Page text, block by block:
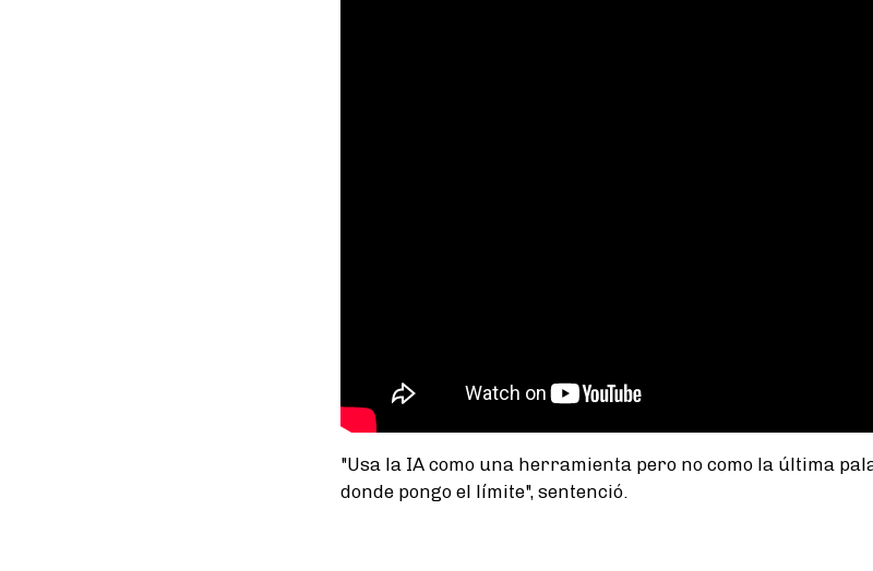
"Usa la IA como una herramienta pero no como la última
donde pongo el límite", sentenció.